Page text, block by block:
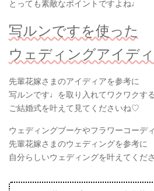
とっても素敵なポイントですよね♩
写ルンですを使った
ウェディングアイデ
先輩花嫁さまのアイディアを参考に
写ルンです♩を取り入れてワクワクする
ご結婚式を叶えて見てくださいね♡
ウェディングブーケやフラワーコーデ
先輩花嫁さまのウェディングを参考に
自分らしいウェディングを叶えてくだ